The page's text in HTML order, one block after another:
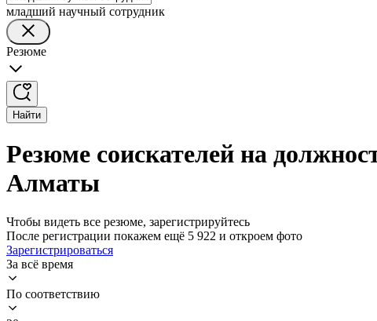
младший научный сотрудник
Резюме
Найти
Резюме соискателей на
Алматы
Чтобы видеть все резюме, зарегистрируйтесь
После регистрации покажем ещё 5 922 и откроем фото
Зарегистрироваться
За всё время
По соответствию